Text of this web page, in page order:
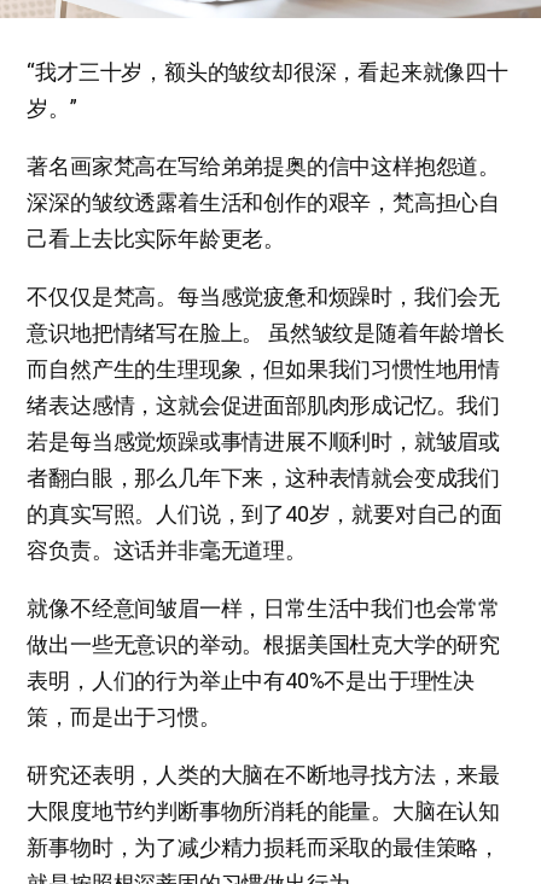
“我才三十岁，额头的皱纹却很深，看起来就像四十
岁。”
著名画家梵高在写给弟弟提奥的信中这样抱怨道。
深深的皱纹透露着生活和创作的艰辛，梵高担心自
己看上去比实际年龄更老。
不仅仅是梵高。每当感觉疲惫和烦躁时，我们会无
意识地把情绪写在脸上。 虽然皱纹是随着年龄增长
而自然产生的生理现象，但如果我们习惯性地用情
绪表达感情，这就会促进面部肌肉形成记忆。我们
若是每当感觉烦躁或事情进展不顺利时，就皱眉或
者翻白眼，那么几年下来，这种表情就会变成我们
的真实写照。人们说，到了40岁，就要对自己的面
容负责。这话并非毫无道理。
就像不经意间皱眉一样，日常生活中我们也会常常
做出一些无意识的举动。根据美国杜克大学的研究
表明，人们的行为举止中有40%不是出于理性决
策，而是出于习惯。
研究还表明，人类的大脑在不断地寻找方法，来最
大限度地节约判断事物所消耗的能量。大脑在认知
新事物时，为了减少精力损耗而采取的最佳策略，